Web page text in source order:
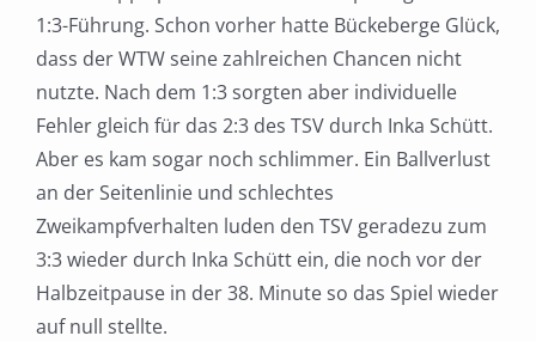
1:3-Führung. Schon vorher hatte Bückeberge Glück,
dass der WTW seine zahlreichen Chancen nicht
nutzte. Nach dem 1:3 sorgten aber individuelle
Fehler gleich für das 2:3 des TSV durch Inka Schütt.
Aber es kam sogar noch schlimmer. Ein Ballverlust
an der Seitenlinie und schlechtes
Zweikampfverhalten luden den TSV geradezu zum
3:3 wieder durch Inka Schütt ein, die noch vor der
Halbzeitpause in der 38. Minute so das Spiel wieder
auf null stellte.